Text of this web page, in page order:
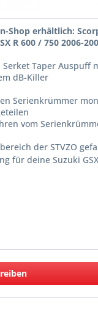
Shop erhältlich:
R 600 / 750 2006-
Taper Auspuff
dB-Killer
Serienkrümmer
vom
der STVZO
für deine Suzuki GSX